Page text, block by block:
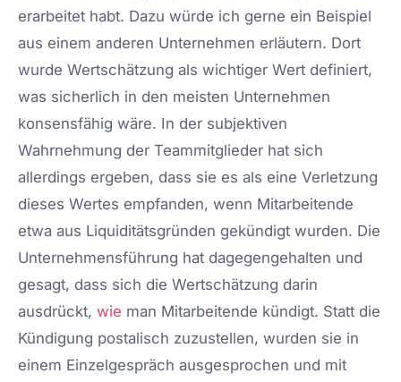
erarbeitet habt. Dazu würde ich gerne ein Beispiel
aus einem anderen Unternehmen erläutern. Dort
wurde Wertschätzung als wichtiger Wert definiert,
was sicherlich in den meisten Unternehmen
konsensfähig wäre. In der subjektiven
Wahrnehmung der Teammitglieder hat sich
allerdings ergeben, dass sie es als eine Verletzung
dieses Wertes empfanden, wenn Mitarbeitende
etwa aus Liquiditätsgründen gekündigt wurden. Die
Unternehmensführung hat dagegengehalten und
gesagt, dass sich die Wertschätzung darin
ausdrückt, wie man Mitarbeitende kündigt. Statt die
Kündigung postalisch zuzustellen, wurden sie in
einem Einzelgespräch ausgesprochen und mit